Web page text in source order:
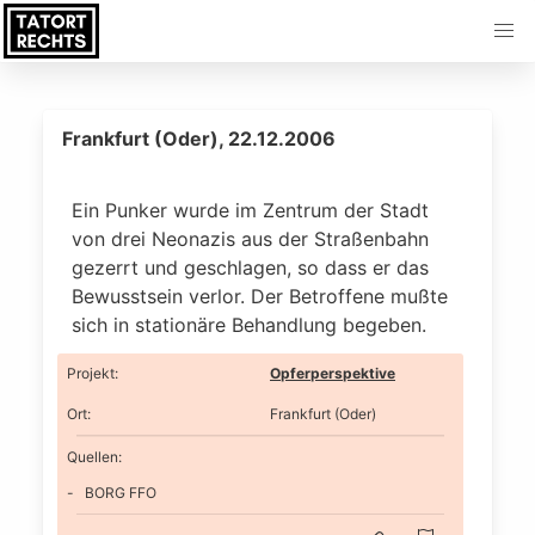
Frankfurt (Oder), 22.12.2006
Ein Punker wurde im Zentrum der Stadt
von drei Neonazis aus der Straßenbahn
gezerrt und geschlagen, so dass er das
Bewusstsein verlor. Der Betroffene mußte
sich in stationäre Behandlung begeben.
Projekt: Opferperspektive
Ort: Frankfurt (Oder)
Quellen:
BORG FFO